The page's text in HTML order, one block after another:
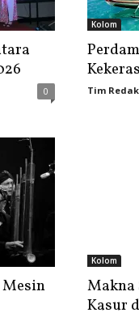
0
Kolom
Tim
Mesin
Kolom
Makna
Kasur